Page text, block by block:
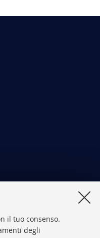
il tuo consenso.
degli